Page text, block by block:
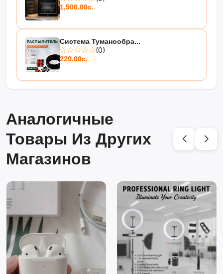
1,500.00с.
Система Туманообра...
(0)
220.00с.
Аналогичные
Товары Из Других
Магазинов